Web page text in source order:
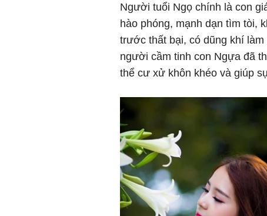
Người tuổi Ngọ chính là con
hào phóng, mạnh dạn tìm tòi,
trước thất bại, có dũng khí
người cầm tinh con Ngựa đã
thể cư xử khôn khéo và giúp